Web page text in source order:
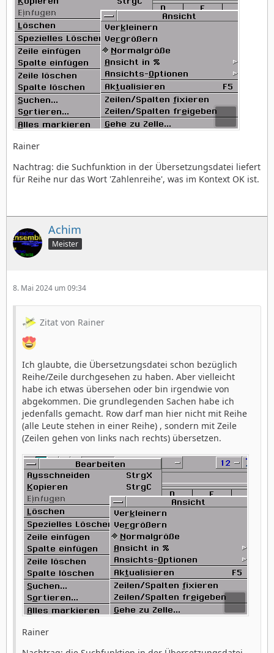
Rainer
Nachtrag: die Suchfunktion in der Übersetzungsdatei liefert
für Reihe nur das Wort 'Zahlenreihe', was im Kontext OK ist.
Achim
Meister
8. Mai 2024 um 09:34
Zitat von Rainer
Ich glaubte, die Übersetzungsdatei schon bezüglich
Reihe/Zeile durchgesehen zu haben. Aber vielleicht
habe ich etwas übersehen oder bin irgendwie von
abgekommen. Die grundlegenden Sachen habe ich
jedenfalls gemacht. Row darf man hier nicht mit Reihe
(alle Leute stehen in einer Reihe) , sondern mit Zeile
(Zeilen gehen von links nach rechts) übersetzen.
Rainer